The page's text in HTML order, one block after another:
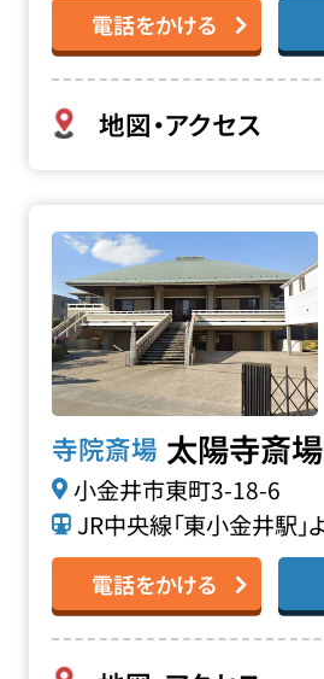
電話をかける
地図・アクセス
寺院斎場 太陽寺斎場
小金井市東町3-18-6
JR中央線「東小金井駅」
電話をかける